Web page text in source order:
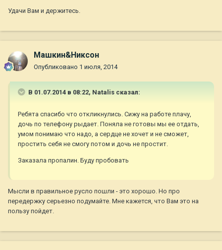
Удачи Вам и держитесь.
Машкин&Никсон
Опубликовано 1 июля, 2014
В 01.07.2014 в 08:22, Natalis сказал:
Ребята спасибо что откликнулись. Сижу на работе плачу,
дочь по телефону рыдает. Поняла не готовы мы ее отдать,
умом понимаю что надо, а сердце не хочет и не сможет,
простить себя не смогу потом и дочь не простит.
Заказала пропалин. Буду пробовать
Мысли в правильное русло пошли - это хорошо. Но про
передержку серьезно подумайте. Мне кажется, что Вам это на
пользу пойдет.